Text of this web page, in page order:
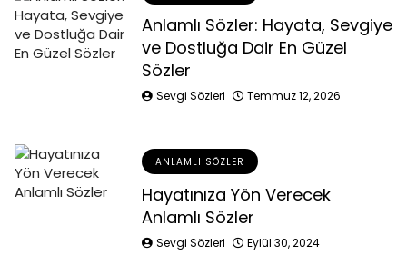
Anlamlı Sözler: Hayata, Sevgiye
ve Dostluğa Dair En Güzel
Sözler
Sevgi Sözleri Temmuz 12, 2026
ANLAMLI SÖZLER
Hayatınıza Yön Verecek
Anlamlı Sözler
Sevgi Sözleri Eylül 30, 2024